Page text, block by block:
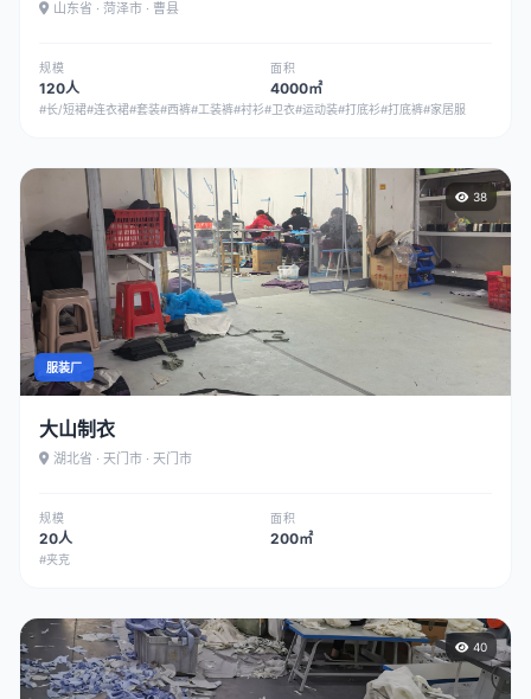
山东省 · 菏泽市 · 曹县
规模
120人
面积
4000㎡
#长/短裙#连衣裙#套装#西裤#工装裤#衬衫#卫衣#运动装#打底衫#打底裤#家居服
38
服装厂
大山制衣
湖北省 · 天门市 · 天门市
规模
20人
面积
200㎡
#夹克
40